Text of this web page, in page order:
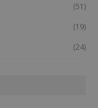
(51)
(19)
(24)